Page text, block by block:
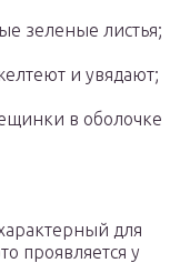
зеленые листья;
и увядают;
в оболочке
для
проявляется у